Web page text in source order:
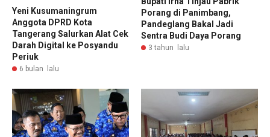
Yeni Kusumaningrum
Anggota DPRD Kota
Tangerang Salurkan Alat Cek
Darah Digital ke Posyandu
Periuk
6 bulan lalu
Porang di Panimbang,
Pandeglang Bakal Jadi
Sentra Budi Daya Porang
3 tahun lalu